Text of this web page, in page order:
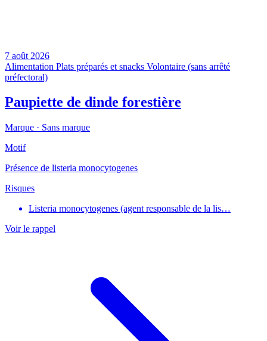
7 août 2026
Alimentation Plats préparés et snacks Volontaire (sans arrêté
préfectoral)
Paupiette de dinde forestière
Marque · Sans marque
Motif
Présence de listeria monocytogenes
Risques
Listeria monocytogenes (agent responsable de la lis…
Voir le rappel